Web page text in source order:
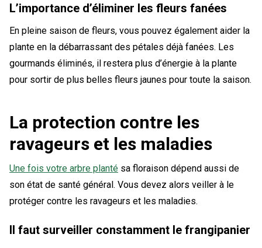
L’importance d’éliminer les fleurs fanées
En pleine saison de fleurs, vous pouvez également aider la
plante en la débarrassant des pétales déjà fanées. Les
gourmands éliminés, il restera plus d’énergie à la plante
pour sortir de plus belles fleurs jaunes pour toute la saison.
La protection contre les
ravageurs et les maladies
Une fois votre arbre planté sa floraison dépend aussi de
son état de santé général. Vous devez alors veiller à le
protéger contre les ravageurs et les maladies.
Il faut surveiller constamment le frangipanier